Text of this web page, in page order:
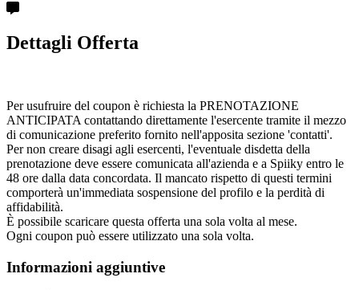
Dettagli Offerta
Per usufruire del coupon è richiesta la PRENOTAZIONE
ANTICIPATA contattando direttamente l'esercente tramite il mezzo
di comunicazione preferito fornito nell'apposita sezione 'contatti'.
Per non creare disagi agli esercenti, l'eventuale disdetta della
prenotazione deve essere comunicata all'azienda e a Spiiky entro le
48 ore dalla data concordata. Il mancato rispetto di questi termini
comporterà un'immediata sospensione del profilo e la perdità di
affidabilità.
È possibile scaricare questa offerta una sola volta al mese.
Ogni coupon può essere utilizzato una sola volta.
Informazioni aggiuntive